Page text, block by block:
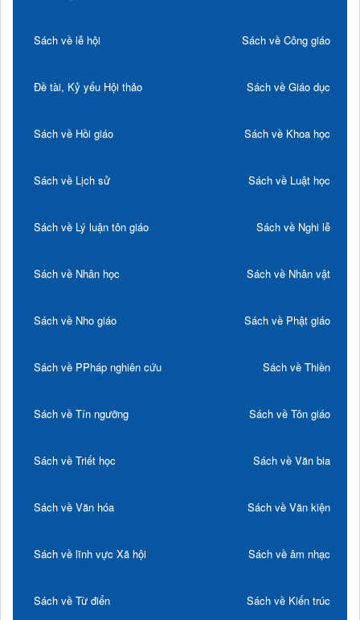
Sách về lễ hội Sách về Công giáo
Đề tài, Kỷ yếu Hội thảo Sách về Giáo dục
Sách về Hồi giáo Sách về Khoa học
Sách về Lịch sử Sách về Luật học
Sách về Lý luận tôn giáo Sách về Nghi lễ
Sách về Nhân học Sách về Nhân vật
Sách về Nho giáo Sách về Phật giáo
Sách về PPháp nghiên cứu Sách về Thiền
Sách về Tín ngưỡng Sách về Tôn giáo
Sách về Triết học Sách về Văn bia
Sách về Văn hóa Sách về Văn kiện
Sách về lĩnh vực Xã hội Sách về âm nhạc
Sách về Từ điển Sách về Kiến trúc